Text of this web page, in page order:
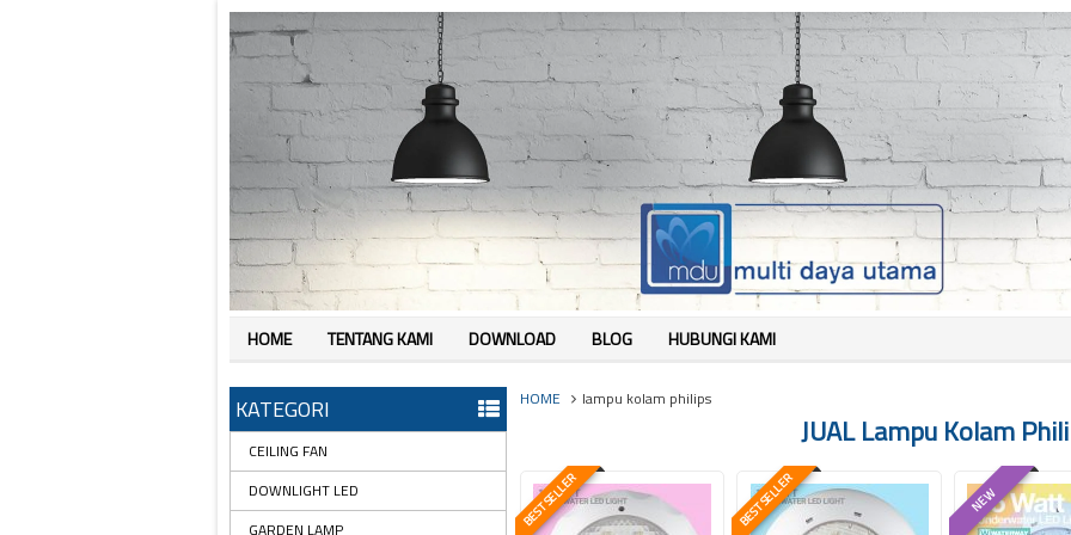
HOME TENTANG KAMI DOWNLOAD BLOG HUBUNGI KAMI
HOME lampu kolam philips
JUAL Lampu Kolam
BEST SELLER BEST SELLER NEW
KATEGORI
CEILING FAN
DOWNLIGHT LED
GARDEN LAMP